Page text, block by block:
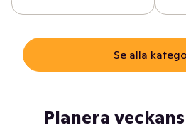
Se alla
Planera